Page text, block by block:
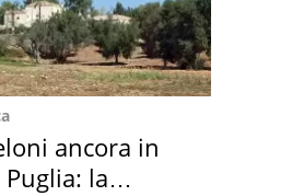
ancora in
la